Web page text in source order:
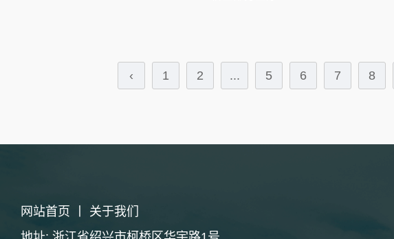
‹ 1 2 ... 5 6 7 8
网站首页
关于我们